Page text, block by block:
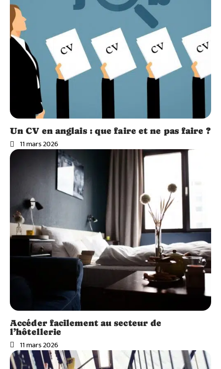
Un CV en anglais : que faire et ne pas faire ?
11 mars 2026
Accéder facilement au secteur de
l’hôtellerie
11 mars 2026